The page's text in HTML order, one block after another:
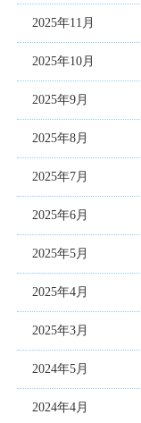
2025年11月
2025年10月
2025年9月
2025年8月
2025年7月
2025年6月
2025年5月
2025年4月
2025年3月
2024年5月
2024年4月